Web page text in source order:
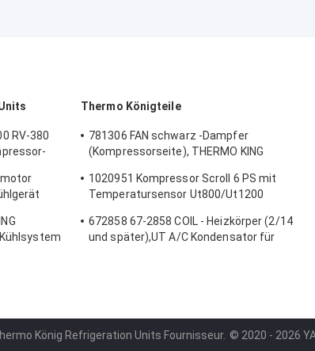
RV-380
Thermo Königteile
781306 FAN schwarz -Dampfer
(Kompressorseite), THERMO KING
Kühlschrankventilator
1020951 Kompressor Scroll 6 PS mit
Temperatursensor Ut800/Ut1200
672858 67-2858 COIL - Heizkörper (2/14
und später),UT A/C Kondensator für
König Refrigeration Units Fournisseur. © 2020 - 2026